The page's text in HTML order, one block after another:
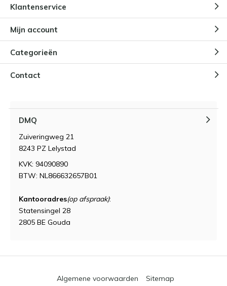
Klantenservice
Mijn account
Categorieën
Contact
DMQ
Zuiveringweg 21
8243 PZ Lelystad
KVK: 94090890
BTW: NL866632657B01
Kantooradres(op afspraak):
Statensingel 28
2805 BE Gouda
Algemene voorwaarden Sitemap